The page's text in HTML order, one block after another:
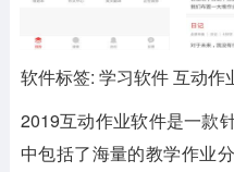
软件标签: 学习软件 互动作
2019互动作业软件是一款
中包括了海量的教学作业